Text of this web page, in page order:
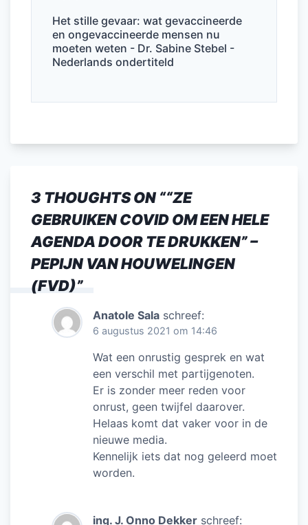
Het stille gevaar: wat gevaccineerde
en ongevaccineerde mensen nu
moeten weten - Dr. Sabine Stebel -
Nederlands ondertiteld
3 THOUGHTS ON ““ZE
GEBRUIKEN COVID OM EEN HELE
AGENDA DOOR TE DRUKKEN” –
PEPIJN VAN HOUWELINGEN
(FVD)”
Anatole Sala schreef:
6 augustus 2021 om 14:46
Wat een onrustig gesprek en wat
een verschil met partijgenoten.
Er is zonder meer reden voor
onrust, geen twijfel daarover.
Helaas komt dat vaker voor in de
nieuwe media.
Kennelijk iets dat nog geleerd moet
worden.
ing. J. Onno Dekker schreef: